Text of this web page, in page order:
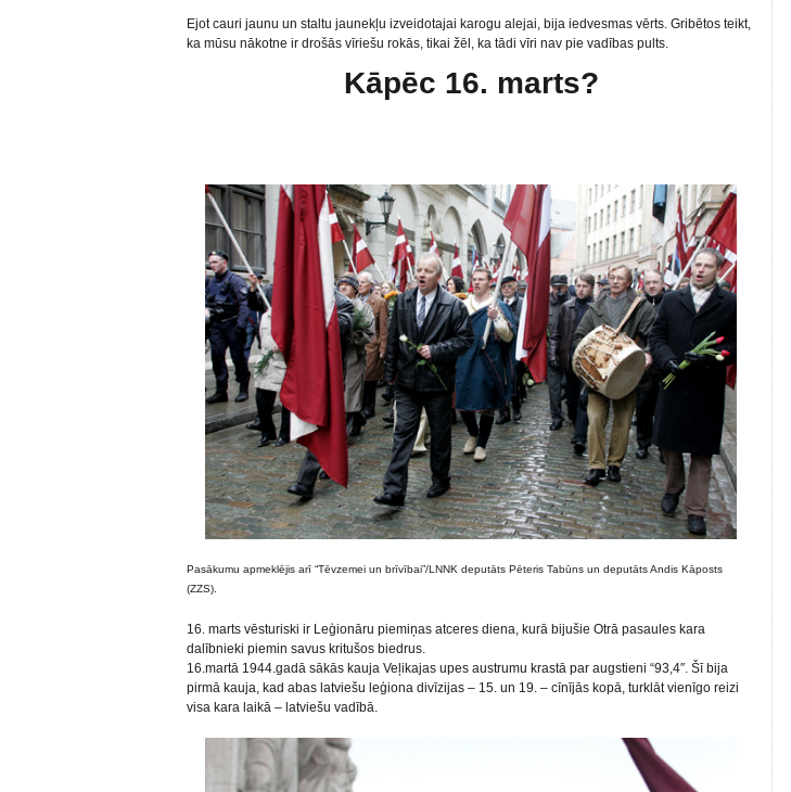
Ejot cauri jaunu un staltu jaunekļu izveidotajai karogu alejai, bija iedvesmas vērts. Gribētos teikt,
ka mūsu nākotne ir drošās vīriešu rokās, tikai žēl, ka tādi vīri nav pie vadības pults.
Kāpēc 16. marts?
Pasākumu apmeklējis arī “Tēvzemei un brīvībai”/LNNK deputāts Pēteris Tabūns un deputāts Andis Kāposts
(ZZS).
16. marts vēsturiski ir Leģionāru piemiņas atceres diena, kurā bijušie Otrā pasaules kara
dalībnieki piemin savus kritušos biedrus.
16.martā 1944.gadā sākās kauja Veļikajas upes austrumu krastā par augstieni “93,4″. Šī bija
pirmā kauja, kad abas latviešu leģiona divīzijas – 15. un 19. – cīnījās kopā, turklāt vienīgo reizi
visa kara laikā – latviešu vadībā.